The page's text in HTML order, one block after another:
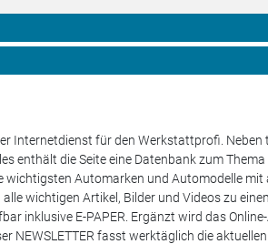
Internetdienst für den Werkstattprofi.
enthält die Seite eine Datenbank zum Thema
Automarken und Automodelle
wichtigen Artikel, Bilder und Videos zu
inklusive E-PAPER. Ergänzt wird das
NEWSLETTER fasst werktäglich die